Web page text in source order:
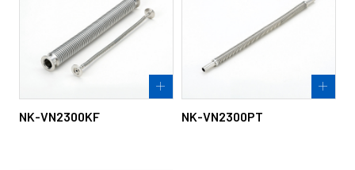
NK-VN2300KF NK-VN2300PT